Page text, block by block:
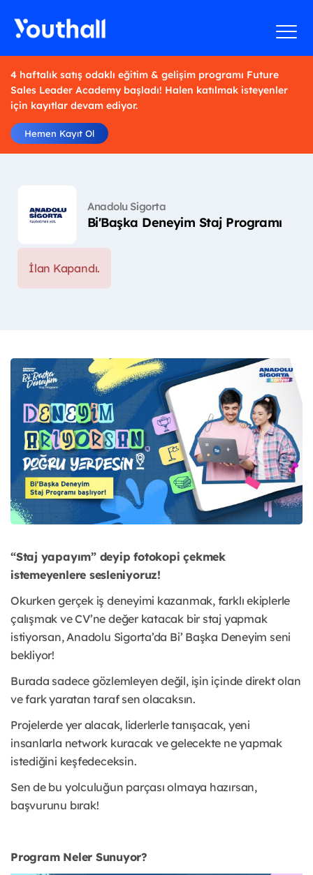
4 haftalık satış odaklı eğitim & gelişim programı Future
Sales Leader Academy başladı! Halen katılmak isteyenler
için kayıtlar devam ediyor.
Hemen Kayıt Ol
Anadolu Sigorta
Bi'Başka Deneyim Staj Programı
İlan Kapandı.
“Staj yapayım” deyip fotokopi çekmek
istemeyenlere sesleniyoruz!
Okurken gerçek iş deneyimi kazanmak, farklı ekiplerle
çalışmak ve CV’ne değer katacak bir staj yapmak
istiyorsan, Anadolu Sigorta’da Bi’ Başka Deneyim seni
bekliyor!
Burada sadece gözlemleyen değil, işin içinde direkt olan
ve fark yaratan taraf sen olacaksın.
Projelerde yer alacak, liderlerle tanışacak, yeni
insanlarla network kuracak ve gelecekte ne yapmak
istediğini keşfedeceksin.
Sen de bu yolculuğun parçası olmaya hazırsan,
başvurunu bırak!
Program Neler Sunuyor?